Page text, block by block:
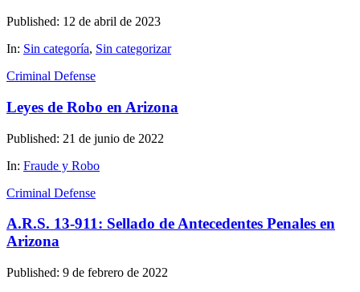
Published: 12 de abril de 2023
In: Sin categoría, Sin categorizar
Criminal Defense
Leyes de Robo en Arizona
Published: 21 de junio de 2022
In: Fraude y Robo
Criminal Defense
A.R.S. 13-911: Sellado de Antecedentes Penales en
Arizona
Published: 9 de febrero de 2022